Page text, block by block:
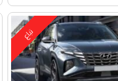
تباع